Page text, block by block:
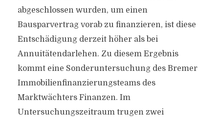
abgeschlossen wurden, um einen
Bausparvertrag vorab zu finanzieren, ist diese
Entschädigung derzeit höher als bei
Annuitätendarlehen. Zu diesem Ergebnis
kommt eine Sonderuntersuchung des Bremer
Immobilienfinanzierungsteams des
Marktwächters Finanzen. Im
Untersuchungszeitraum trugen zwei